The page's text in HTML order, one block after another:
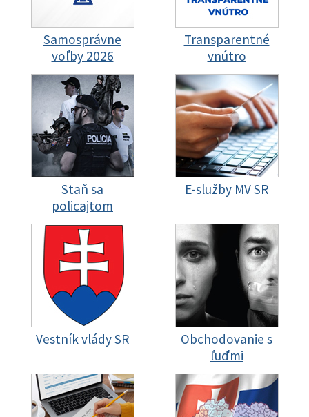
Samosprávne
voľby 2026
Transparentné
vnútro
Staň sa
policajtom
E-služby MV SR
Vestník vlády SR
Obchodovanie s
ľuďmi